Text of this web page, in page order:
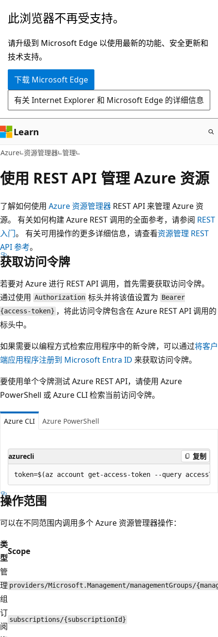
跳
主
要
内
此浏览器不再受支持。
请升级到 Microsoft Edge 以使用最新的功能、安全更新和
技术支持。
下载 Microsoft Edge
有关 Internet Explorer 和 Microsoft Edge 的详细信息
Learn
Azure 资源管理器 管理
使用 REST API 管理 Azure 资源
了解如何使用 Azure 资源管理器 REST API 来管理 Azure 资
源。 有关如何构建 Azure REST 调用的全面参考，请参阅 REST
入门。 有关可用操作的更多详细信息，请查看资源管理 REST
API 参考。
获取访问令牌
若要对 Azure 进行 REST API 调用，首先需要获取访问令牌。
通过使用 Authorization 标头并将该值设置为 Bearer
{access-token} ，将此访问令牌包含在 Azure REST API 调用的
标头中。
如果需要以编程方式检索应用程序中的新令牌，可以通过将客户
端应用程序注册到 Microsoft Entra ID 来获取访问令牌。
要使用单个令牌测试 Azure REST API，请使用 Azure
PowerShell 或 Azure CLI 检索当前访问令牌。
Azure CLI Azure PowerShell
azurecli 复制
操作范围
可以在不同范围内调用多个 Azure 资源管理器操作：
类
型
Scope
管
理
组
providers/Microsoft.Management/managementGroups/
订
阅
subscriptions/{subscriptionId}